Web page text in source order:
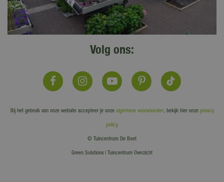
Volg ons:
Bij het gebruik van onze website accepteer je onze algemene voorwaarden, bekijk hier onze privacy
policy.
© Tuincentrum De Boet
Green Solutions Tuincentrum Overzicht